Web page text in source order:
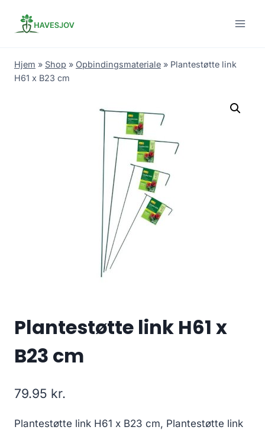
Hjem » Shop » Opbindingsmateriale » Plantestøtte link
H61 x B23 cm
Plantestøtte link H61 x
B23 cm
79.95 kr.
Plantestøtte link H61 x B23 cm, Plantestøtte link